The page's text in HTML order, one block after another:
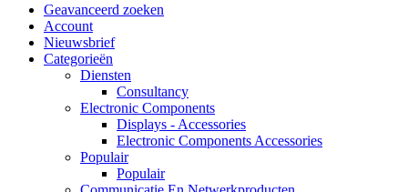
Geavanceerd zoeken
Account
Nieuwsbrief
Categorieën
Diensten
Consultancy
Electronic Components
Displays - Accessories
Electronic Components Accessories
Populair
Populair